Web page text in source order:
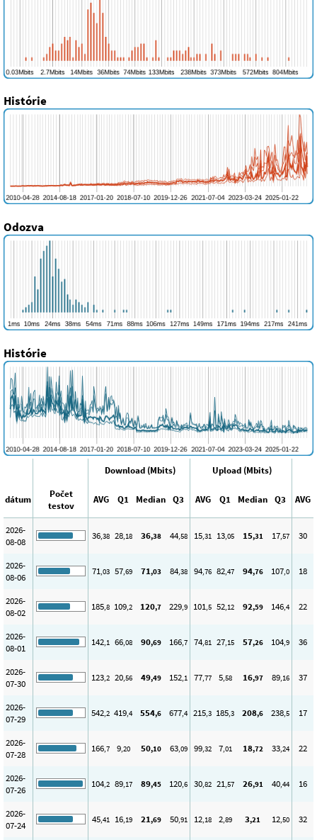
Histórie
Odozva
Histórie
Download (Mbits) Upload (Mbits)
dátum
Počet
testov
AVG Q1 Median Q3 AVG Q1 Median Q3 AVG
2026-
08-08
36,38 28,18 36,38 44,58 15,31 13,05 15,31 17,57 30
2026-
08-06
71,03 57,69 71,03 84,38 94,76 82,47 94,76 107,0 18
2026-
08-02
185,8 109,2 120,7 229,9 101,5 52,12 92,59 146,4 22
2026-
08-01
142,1 66,08 90,69 166,7 74,81 27,15 57,26 104,9 36
2026-
07-30
123,2 20,56 49,49 152,1 77,77 5,58 16,97 89,16 37
2026-
07-29
542,2 419,4 554,6 677,4 215,3 185,3 208,6 238,5 17
2026-
07-28
166,7 9,20 50,10 63,09 99,32 7,01 18,72 33,24 22
2026-
07-26
104,2 89,17 89,45 120,6 30,82 21,57 26,91 40,44 16
2026-
07-24
45,41 16,19 21,69 50,91 12,18 2,89 3,21 12,50 32